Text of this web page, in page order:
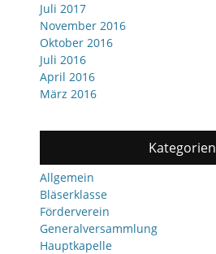
Juli 2017
November 2016
Oktober 2016
Juli 2016
April 2016
März 2016
Kategorien
Allgemein
Bläserklasse
Förderverein
Generalversammlung
Hauptkapelle